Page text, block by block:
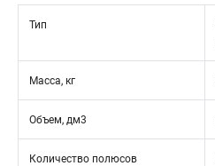
Тип
Масса, кг
Объем, дм3
Количество полюсов